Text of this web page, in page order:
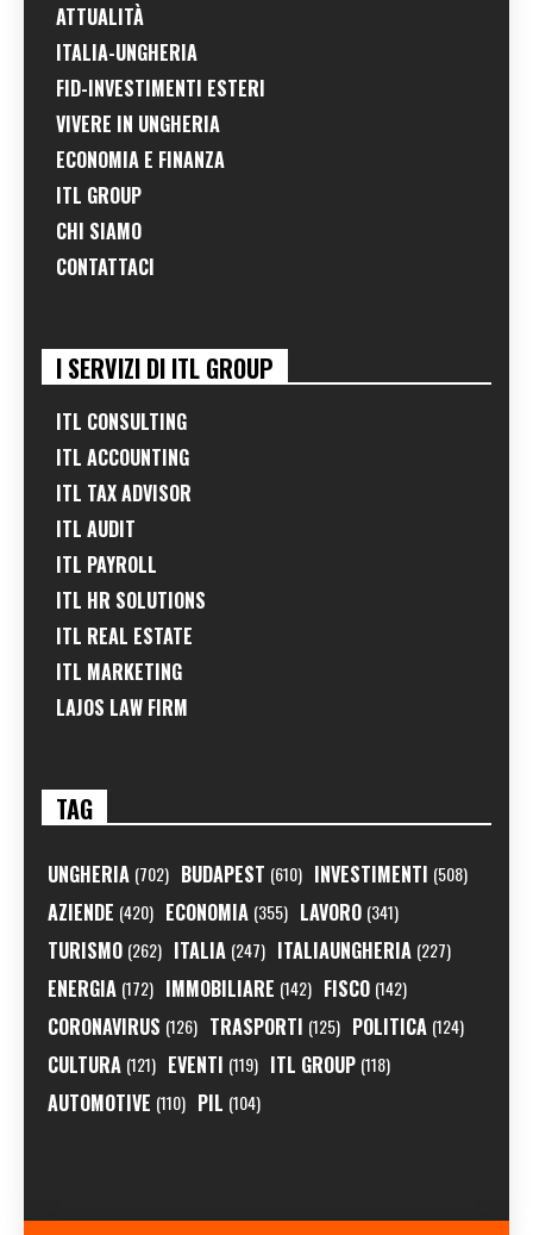
ATTUALITÀ
ITALIA-UNGHERIA
FID-INVESTIMENTI ESTERI
VIVERE IN UNGHERIA
ECONOMIA E FINANZA
ITL GROUP
CHI SIAMO
CONTATTACI
I SERVIZI DI ITL GROUP
ITL CONSULTING
ITL ACCOUNTING
ITL TAX ADVISOR
ITL AUDIT
ITL PAYROLL
ITL HR SOLUTIONS
ITL REAL ESTATE
ITL MARKETING
LAJOS LAW FIRM
TAG
UNGHERIA (702) BUDAPEST (610) INVESTIMENTI (508)
AZIENDE (420) ECONOMIA (355) LAVORO (341)
TURISMO (262) ITALIA (247) ITALIAUNGHERIA (227)
ENERGIA (172) IMMOBILIARE (142) FISCO (142)
CORONAVIRUS (126) TRASPORTI (125) POLITICA (124)
CULTURA (121) EVENTI (119) ITL GROUP (118)
AUTOMOTIVE (110) PIL (104)